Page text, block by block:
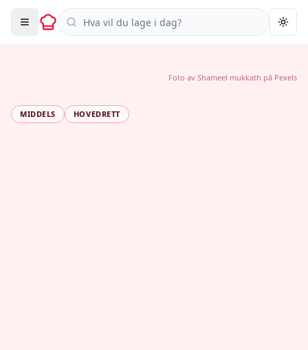
Søk i oppskrifter
MIDDELS HOVEDRETT
Foto av Shameel mukkath på Pexels